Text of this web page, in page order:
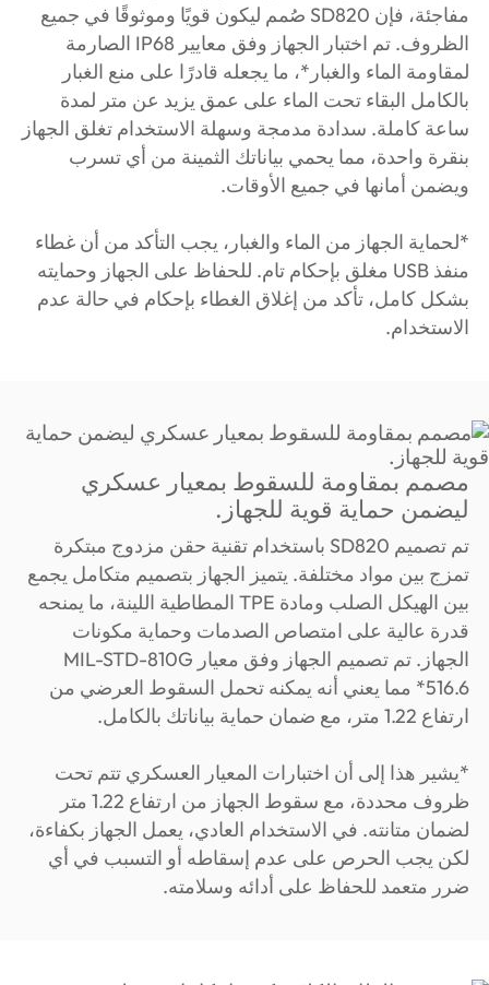
مفاجئة، فإن SD820 صُمم ليكون قويًا وموثوقًا في جميع
الظروف. تم اختبار الجهاز وفق معايير IP68 الصارمة
لمقاومة الماء والغبار*، ما يجعله قادرًا على منع الغبار
بالكامل البقاء تحت الماء على عمق يزيد عن متر لمدة
ساعة كاملة. سدادة مدمجة وسهلة الاستخدام تغلق الجهاز
بنقرة واحدة، مما يحمي بياناتك الثمينة من أي تسرب
ويضمن أمانها في جميع الأوقات.
*لحماية الجهاز من الماء والغبار، يجب التأكد من أن غطاء
منفذ USB مغلق بإحكام تام. للحفاظ على الجهاز وحمايته
بشكل كامل، تأكد من إغلاق الغطاء بإحكام في حالة عدم
الاستخدام.
مصمم بمقاومة للسقوط بمعيار عسكري
ليضمن حماية قوية للجهاز.
تم تصميم SD820 باستخدام تقنية حقن مزدوج مبتكرة
تمزج بين مواد مختلفة. يتميز الجهاز بتصميم متكامل يجمع
بين الهيكل الصلب ومادة TPE المطاطية اللينة، ما يمنحه
قدرة عالية على امتصاص الصدمات وحماية مكونات
الجهاز. تم تصميم الجهاز وفق معيار MIL-STD-810G
516.6* مما يعني أنه يمكنه تحمل السقوط العرضي من
ارتفاع 1.22 متر، مع ضمان حماية بياناتك بالكامل.
*يشير هذا إلى أن اختبارات المعيار العسكري تتم تحت
ظروف محددة، مع سقوط الجهاز من ارتفاع 1.22 متر
لضمان متانته. في الاستخدام العادي، يعمل الجهاز بكفاءة،
لكن يجب الحرص على عدم إسقاطه أو التسبب في أي
ضرر متعمد للحفاظ على أدائه وسلامته.